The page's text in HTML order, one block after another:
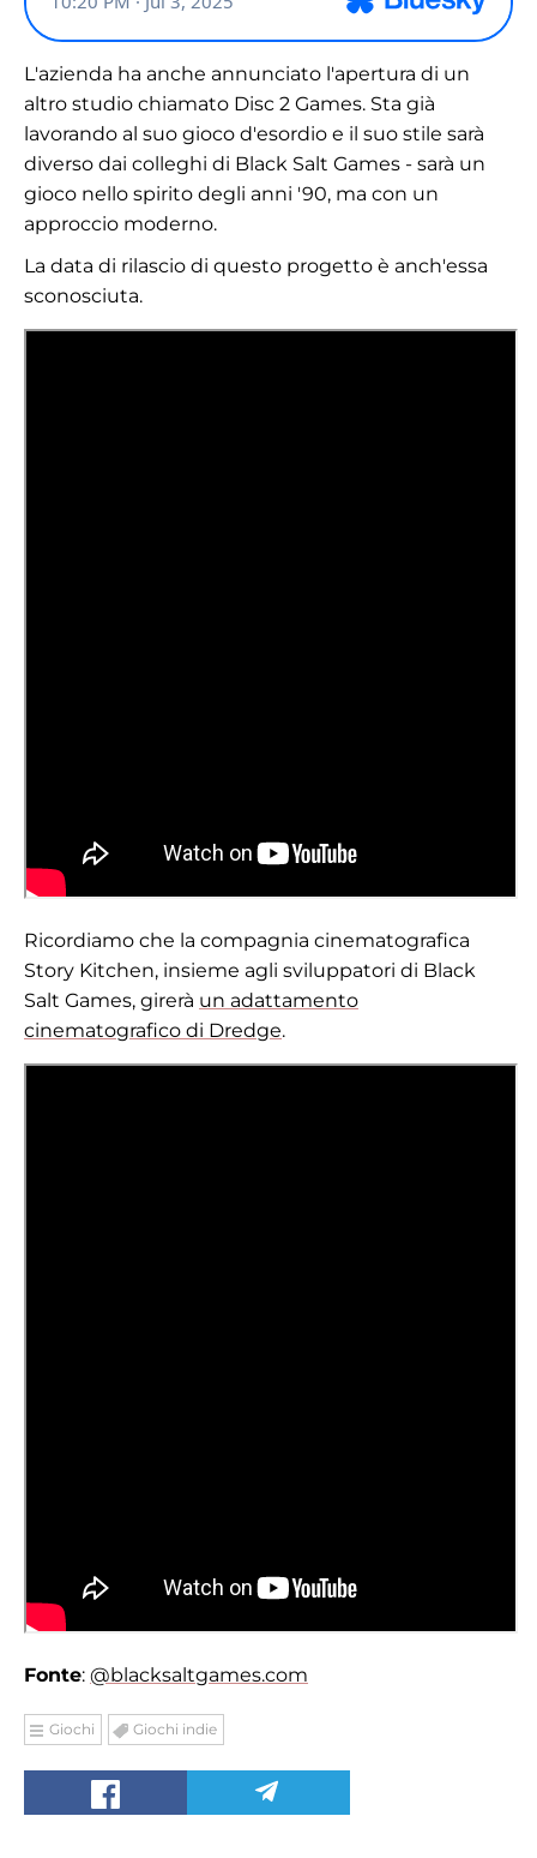
L'azienda ha anche annunciato l'apertura di un
altro studio chiamato Disc 2 Games. Sta già
lavorando al suo gioco d'esordio e il suo stile sarà
diverso dai colleghi di Black Salt Games - sarà un
gioco nello spirito degli anni '90, ma con un
approccio moderno.
La data di rilascio di questo progetto è anch'essa
sconosciuta.
Ricordiamo che la compagnia cinematografica
Story Kitchen, insieme agli sviluppatori di Black
Salt Games, girerà un adattamento
cinematografico di Dredge.
Fonte: @blacksaltgames.com
Giochi Giochi indie